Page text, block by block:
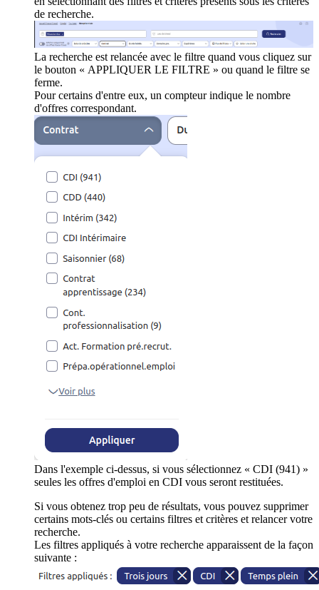
de recherche.
La recherche est relancée avec le filtre quand vous cliquez sur
le bouton « APPLIQUER LE FILTRE » ou quand le filtre se
ferme.
Pour certains d'entre eux, un compteur indique le nombre
d'offres correspondant.
Dans l'exemple ci-dessus, si vous sélectionnez « CDI (941) »
seules les offres d'emploi en CDI vous seront restituées.
Si vous obtenez trop peu de résultats, vous pouvez supprimer
certains mots-clés ou certains filtres et critères et relancer votre
recherche.
Les filtres appliqués à votre recherche apparaissent de la façon
suivante :